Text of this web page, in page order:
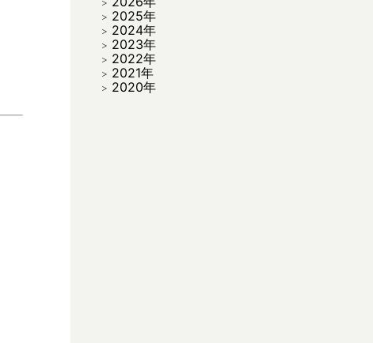
2025年
2024年
2023年
2022年
2021年
2020年